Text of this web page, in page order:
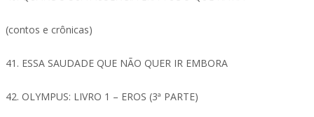
(contos e crônicas)
41. ESSA SAUDADE QUE NÃO QUER IR EMBORA
42. OLYMPUS: LIVRO 1 – EROS (3ª PARTE)